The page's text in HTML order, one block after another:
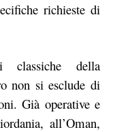
richieste di
della
non si esclude di
Già operative e
all’Oman,